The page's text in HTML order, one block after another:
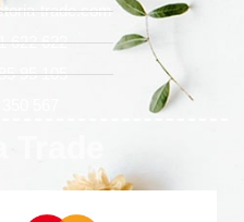
trade.com
622 622
95 105